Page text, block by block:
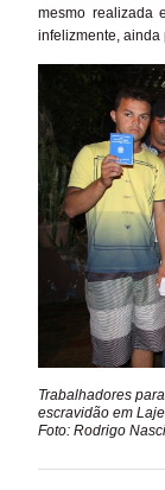
mesmo realizada
infelizmente, ainda
Trabalhadores
escravidão em
Foto: Rodrigo